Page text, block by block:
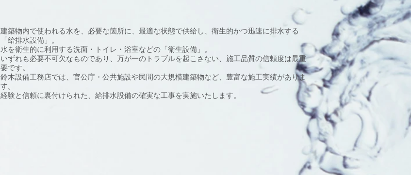
建築物内で使われる水を、必要な箇所に、最適な状態で供給し、衛生的かつ迅速に排水する
「給排水設備」。
水を衛生的に利用する洗面・トイレ・浴室などの「衛生設備」。
いずれも必要不可欠なものであり、万が一のトラブルを起こさない、施工品質の信頼度は最重
要です。
鈴木設備工務店では、官公庁・公共施設や民間の大規模建築物など、豊富な施工実績がありま
す。
経験と信頼に裏付けられた、給排水設備の確実な工事を実施いたします。